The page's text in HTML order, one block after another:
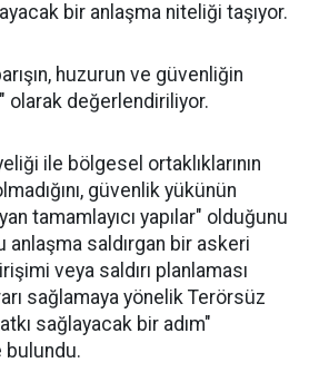
bir anlaşma niteliği taşıyor.
huzurun ve güvenliğin
değerlendiriliyor.
ile bölgesel ortaklıklarının
güvenlik yükünün
tamamlayıcı yapılar" olduğunu
anlaşma saldırgan bir askeri
veya saldırı planlaması
sağlamaya yönelik Terörsüz
sağlayacak bir adım"
bulundu.